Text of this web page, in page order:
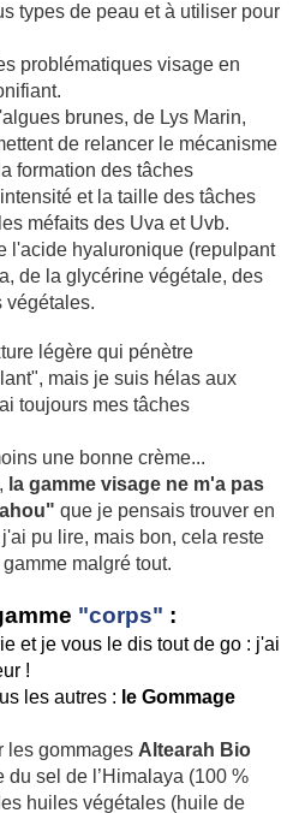
types de peau et à utiliser pour
problématiques visage en
brunes, de Lys Marin,
de relancer le mécanisme
formation des tâches
et la taille des tâches
méfaits des Uva et Uvb.
l'acide hyaluronique (repulpant
de la glycérine végétale, des
végétales.
légère qui pénètre
mais je suis hélas aux
toujours mes tâches
une bonne crème...
la gamme visage ne m'a pas
que je pensais trouver en
pu lire, mais bon, cela reste
malgré tout.
"corps" :
et je vous le dis tout de go : j'ai
!
les autres : le Gommage
les gommages Altearah Bio
du sel de l’Himalaya (100 %
huiles végétales (huile de